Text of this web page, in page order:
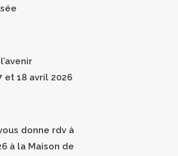
et 18 avril 2026
donne rdv à
à la Maison de